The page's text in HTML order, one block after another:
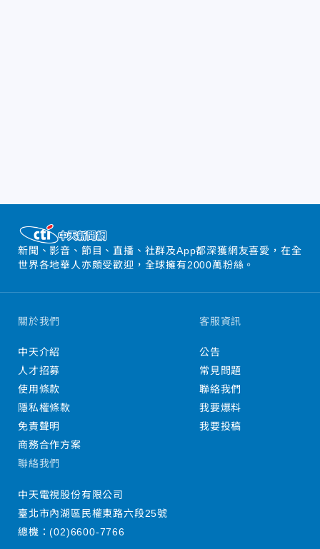
新聞、影音、節目、直播、社群及App都深獲網友喜愛，在全
世界各地華人亦頗受歡迎，全球擁有2000萬粉絲。
關於我們
中天介紹
人才招募
使用條款
隱私權條款
免責聲明
商務合作方案
客服資訊
公告
常見問題
聯絡我們
我要爆料
我要投稿
聯絡我們
中天電視股份有限公司
臺北市內湖區民權東路六段25號
總機：(02)6600-7766